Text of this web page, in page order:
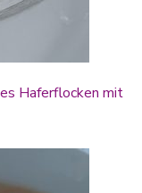
Haferflocken mit